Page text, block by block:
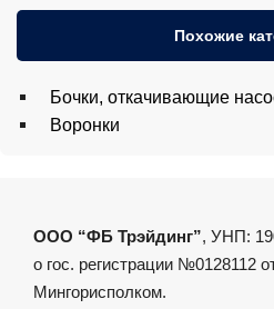
Похожие
Бочки, откачивающие
Воронки
ООО “ФБ Трэйдинг”, УНП:
о гос. регистрации №0128112
Мингорисполком.